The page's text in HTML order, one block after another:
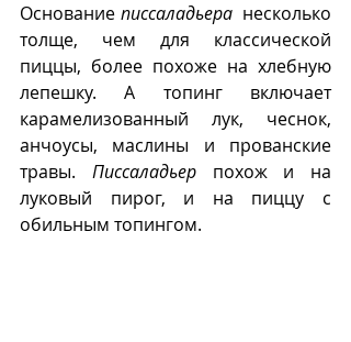
Основание писсаладьера
  несколько
толще, чем для классической
пиццы, более похоже на хлебную
лепешку. А топинг включает
карамелизованный лук, чеснок,
анчоусы, маслины и прованские
травы. Писсаладьер похож и на
луковый пирог, и на пиццу с
обильным топингом.